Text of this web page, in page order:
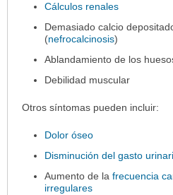
Cálculos renales
Demasiado calcio
(nefrocalcinosis)
Ablandamiento de los
Debilidad muscular
Otros síntomas pueden incluir:
Dolor óseo
Disminución del gasto
Aumento de lafrecuencia
irregulares